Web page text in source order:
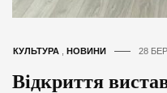
КУЛЬТУРА НОВИНИ 28
Відкриття